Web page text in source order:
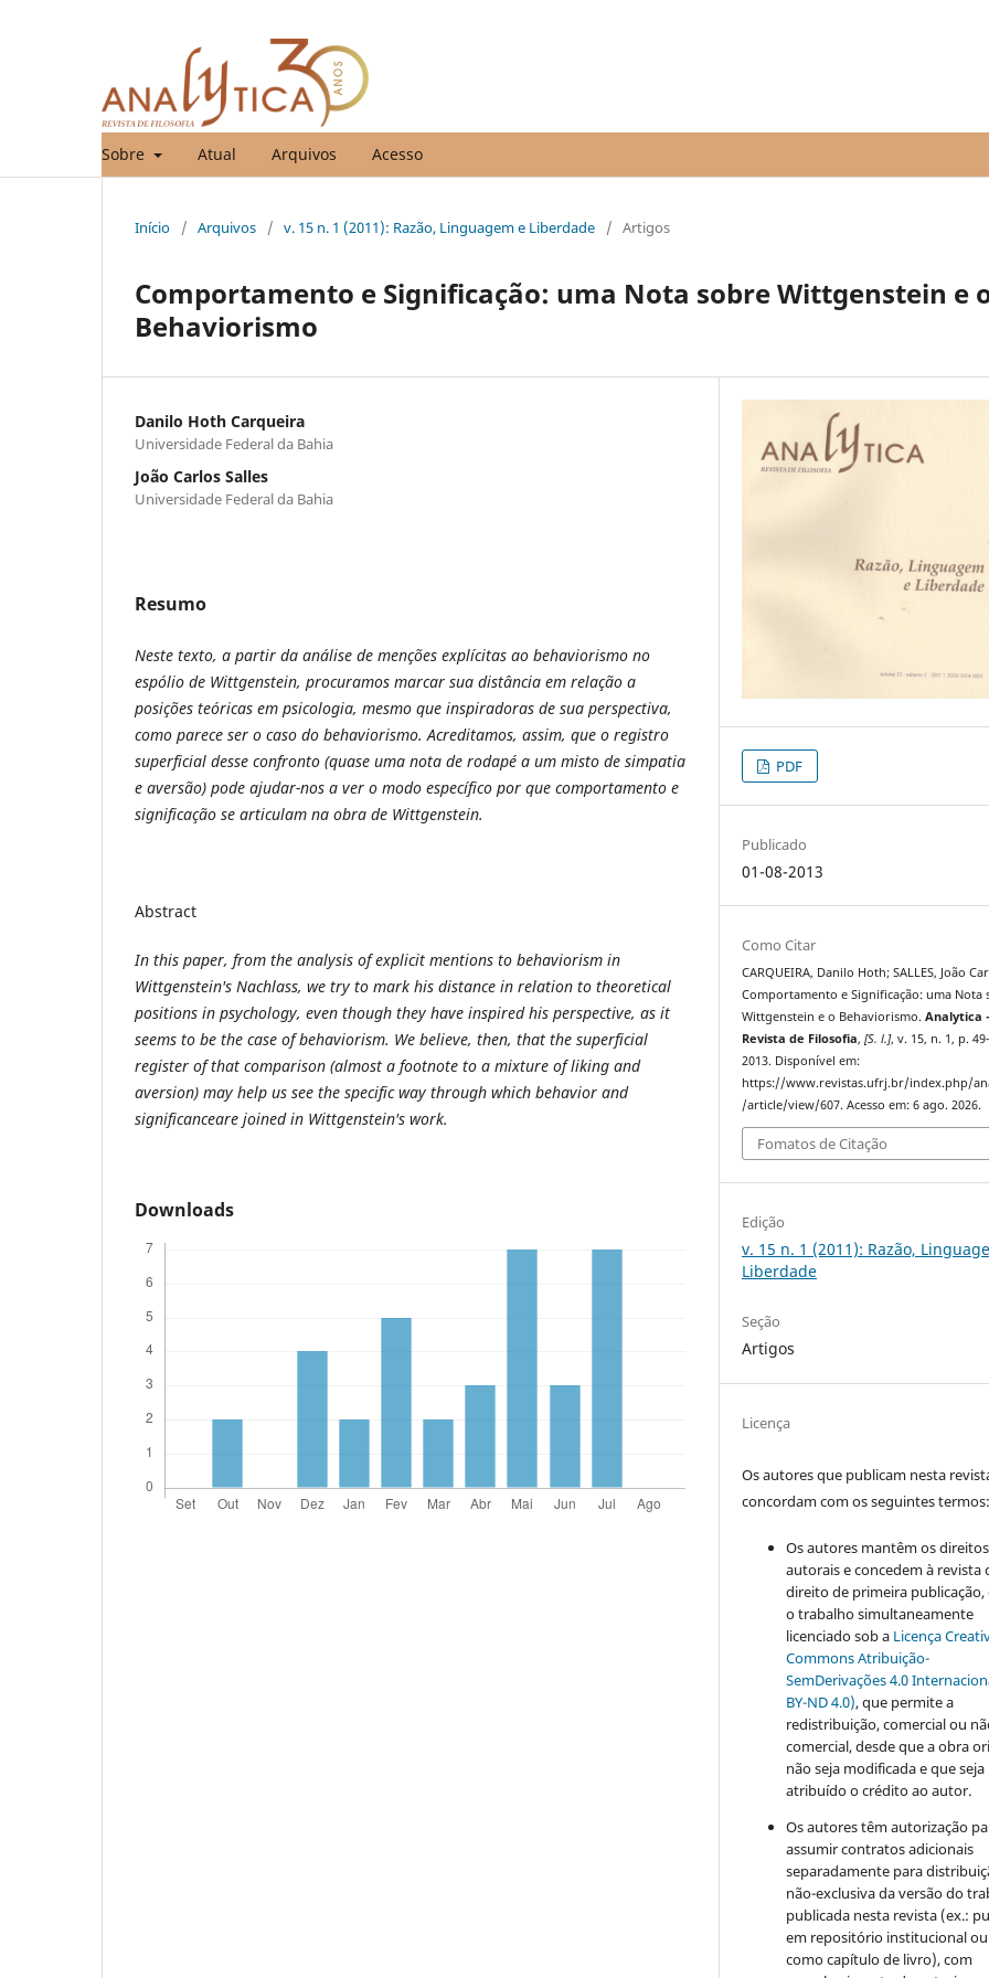
Sobre Atual Arquivos Acesso
Início / Arquivos / v. 15 n. 1 (2011): Razão, Linguagem e Liberdade / Artigos
Comportamento e Significação: uma Nota sobre Wittgenstein e
Behaviorismo
Danilo Hoth Carqueira
Universidade Federal da Bahia
João Carlos Salles
Universidade Federal da Bahia
Resumo
Neste texto, a partir da análise de menções explícitas ao behaviorismo no
espólio de Wittgenstein, procuramos marcar sua distância em relação a
posições teóricas em psicologia, mesmo que inspiradoras de sua perspectiva,
como parece ser o caso do behaviorismo. Acreditamos, assim, que o registro
superficial desse confronto (quase uma nota de rodapé a um misto de simpatia
e aversão) pode ajudar-nos a ver o modo específico por que comportamento e
significação se articulam na obra de Wittgenstein.
Abstract
In this paper, from the analysis of explicit mentions to behaviorism in
Wittgenstein's Nachlass, we try to mark his distance in relation to theoretical
positions in psychology, even though they have inspired his perspective, as it
seems to be the case of behaviorism. We believe, then, that the superficial
register of that comparison (almost a footnote to a mixture of liking and
aversion) may help us see the specific way through which behavior and
significanceare joined in Wittgenstein's work.
Downloads
PDF
Publicado
01-08-2013
Como Citar
CARQUEIRA, Danilo Hoth; SALLES, João
Comportamento e Significação: uma Nota
Wittgenstein e o Behaviorismo.Analytica -
Revista de Filosofia,[S. l.], v. 15, n. 1, p.
2013. Disponível em:
https://www.revistas.ufrj.br/index.php/
/article/view/607. Acesso em: 6 ago. 2026.
Fomatos de Citação
Edição
v. 15 n. 1 (2011): Razão,
Liberdade
Seção
Artigos
Licença
Os autores que publicam nesta
concordam com os seguintes termos:
Os autores mantêm os direitos
autorais e concedem à revista
direito de primeira publicação,
o trabalho simultaneamente
licenciado sob a Licença
Commons Atribuição-
SemDerivações 4.0
BY-ND 4.0), que permite a
redistribuição, comercial ou
comercial, desde que a obra
não seja modificada e que seja
atribuído o crédito ao autor.
Os autores têm autorização
assumir contratos adicionais
separadamente para
não-exclusiva da versão do
publicada nesta revista (ex.:
em repositório institucional ou
como capítulo de livro), com